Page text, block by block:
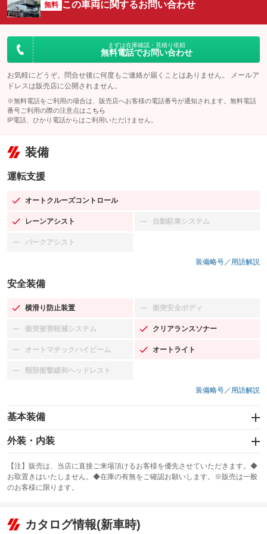
無料 この車両に関するお問い合わせ
まずは在庫確認・見積り依頼
無料電話でお問い合わせ
お気軽にどうぞ。問合せ後に何度もご連絡が届くことはありません。 メールア
ドレスは販売店に公開されません。
※無料電話をご利用の場合は、販売店へお客様の電話番号が通知されます。無料電話
番号ご利用の際の注意点は こちら
IP電話、ひかり電話からはご利用いただけません。
装備
運転支援
オートクルーズコントロール
：装備あり
レーンアシスト
：装備あり 自動駐車システム
：装備なし
パークアシスト
：装備なし
装備略号／用語解説
安全装備
横滑り防止装置
：装備あり 衝突安全ボディ
：装備なし
衝突被害軽減システム
：装備なし クリアランスソナー
：装備あり
オートマチックハイビーム
：装備なし オートライト
：装備あり
頸部衝撃緩和ヘッドレスト
：装備なし
装備略号／用語解説
基本装備
エアバッグ：運転席/助手席/サイド
：装備あり
：装備なし
サンルーフ
：装備あり ABS
リフトアップ
：装備なし
外装・内装
カーナビ：HDDナビ
：装備あり
TV：フルセグ
：装備あり
ビジュアル：-／DVD再生
：装備あり
【注】販売は、当店に直接ご来場頂けるお客様を優先させていただきます。◆
お取置きはいたしません。◆在庫の有無をご確認お願いします。※販売は一般
のお客様に限ります。
カタログ情報(新車時)